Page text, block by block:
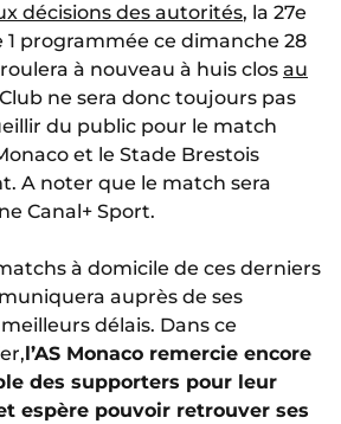
décisions des autorités, la 27e
1 programmée ce dimanche 28
à nouveau à huis clos au
ne sera donc toujours pas
du public pour le match
et le Stade Brestois
A noter que le match sera
Canal+ Sport.
à domicile de ces derniers
auprès de ses
délais. Dans ce
l’AS Monaco remercie encore
des supporters pour leur
espère pouvoir retrouver ses